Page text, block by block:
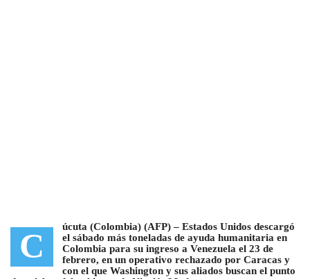
C úcuta (Colombia) (AFP) – Estados Unidos descargó
el sábado más toneladas de ayuda humanitaria en
Colombia para su ingreso a Venezuela el 23 de
febrero, en un operativo rechazado por Caracas y
con el que Washington y sus aliados buscan el punto